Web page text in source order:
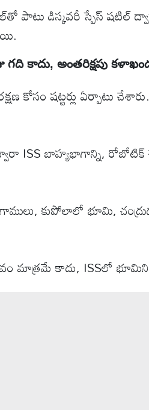
పాటు డిస్కవరీ స్పేస్ షటిల్
గది కాదు, అంతరిక్షపు
కోసం షట్టర్లు ఏర్పాటు
ISS బాహ్యభాగాన్ని, రోబోటిక్
కుపోలాలో భూమి,
మాత్రమే కాదు, ISSలో